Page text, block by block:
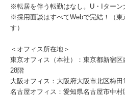
※転居を伴う転勤はなし。U・Iターン
※採用面談はすべてWebで完結！（
す）
＜オフィス所在地＞
東京オフィス（本社）：東京都新宿
28階
大阪オフィス：大阪府大阪市北区梅
名古屋オフィス：愛知県名古屋市中